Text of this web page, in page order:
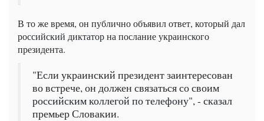
В то же время, он публично объявил ответ, который дал
российский диктатор на послание украинского
президента.
"Если украинский президент заинтересован
во встрече, он должен связаться со своим
российским коллегой по телефону", - сказал
премьер Словакии.